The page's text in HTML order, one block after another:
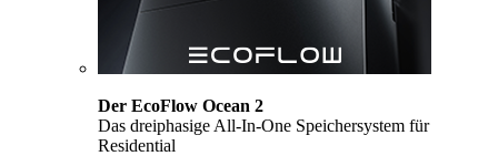
Der EcoFlow Ocean 2
Das dreiphasige All-In-One Speichersystem für
Residential